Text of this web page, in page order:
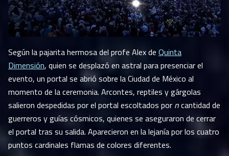
Según la pajarita hermosa del profe Alex de Quinta
Dimensión, quien se desplazó en astral para presenciar el
evento, un portal se abrió sobre la Ciudad de México al
momento de la ceremonia. Arcontes, reptiles y gárgolas
salieron despedidas por el portal escoltados por ncantidad de
guerreros y guías cósmicos, quienes se aseguraron de cerrar
el portal tras su salida. Aparecieron en la lejanía por los cuatro
puntos cardinales flamas de colores diferentes.